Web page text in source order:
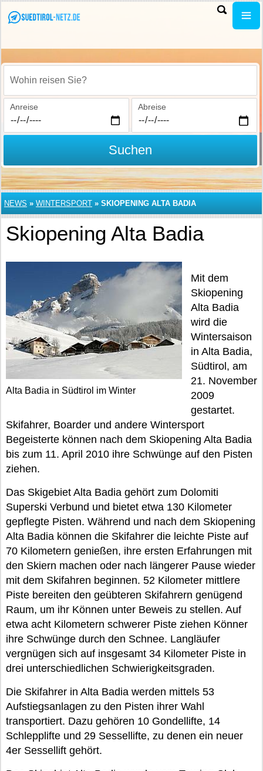
Wohin reisen Sie?
Anreise Abreise
Suchen
NEWS » WINTERSPORT » SKIOPENING ALTA BADIA
Skiopening Alta Badia
Alta Badia in Südtirol im Winter
Mit dem
Skiopening
Alta Badia
wird die
Wintersaison
in Alta Badia,
Südtirol, am
21. November
2009
gestartet.
Skifahrer, Boarder und andere Wintersport
Begeisterte können nach dem Skiopening Alta Badia
bis zum 11. April 2010 ihre Schwünge auf den Pisten
ziehen.
Das Skigebiet Alta Badia gehört zum Dolomiti
Superski Verbund und bietet etwa 130 Kilometer
gepflegte Pisten. Während und nach dem Skiopening
Alta Badia können die Skifahrer die leichte Piste auf
70 Kilometern genießen, ihre ersten Erfahrungen mit
den Skiern machen oder nach längerer Pause wieder
mit dem Skifahren beginnen. 52 Kilometer mittlere
Piste bereiten den geübteren Skifahrern genügend
Raum, um ihr Können unter Beweis zu stellen. Auf
etwa acht Kilometern schwerer Piste ziehen Könner
ihre Schwünge durch den Schnee. Langläufer
vergnügen sich auf insgesamt 34 Kilometer Piste in
drei unterschiedlichen Schwierigkeitsgraden.
Die Skifahrer in Alta Badia werden mittels 53
Aufstiegsanlagen zu den Pisten ihrer Wahl
transportiert. Dazu gehören 10 Gondellifte, 14
Schlepplifte und 29 Sessellifte, zu denen ein neuer
4er Sessellift gehört.